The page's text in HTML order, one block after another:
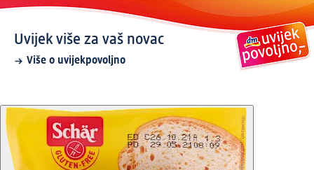
Uvijek više za vaš novac
Više o uvijekpovoljno